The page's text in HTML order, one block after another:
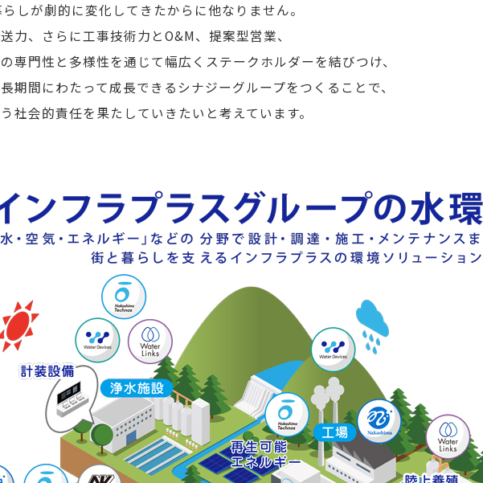
しが劇的に変化してきたからに他なりません。
、さらに工事技術力とO&M、提案型営業、
専門性と多様性を通じて幅広くステークホルダーを結びつけ、
期間にわたって成長できるシナジーグループをつくることで、
会的責任を果たしていきたいと考えています。